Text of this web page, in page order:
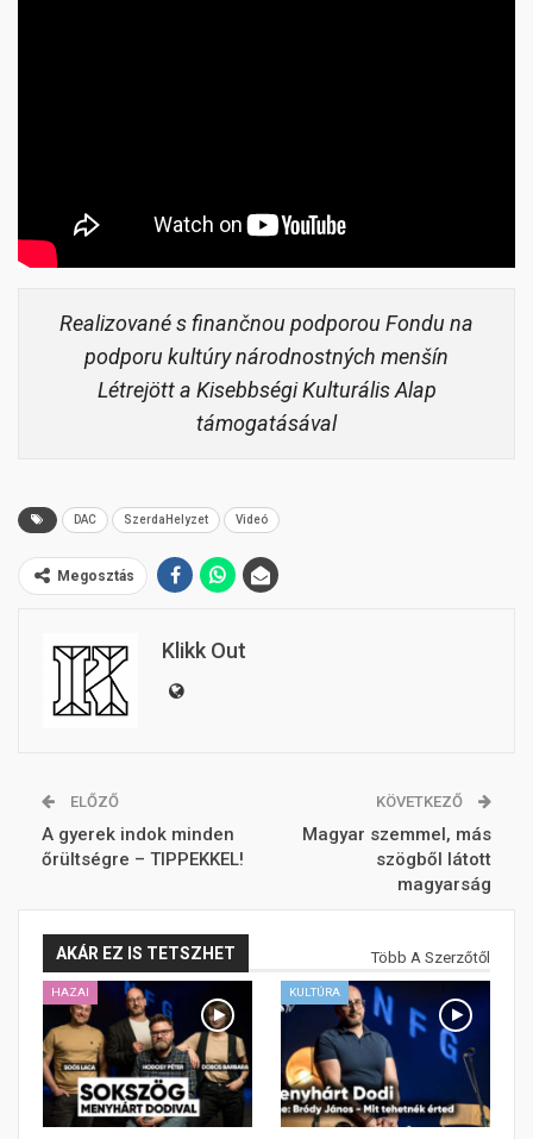
Realizované s finančnou podporou Fondu na
podporu kultúry národnostných menšín
Létrejött a Kisebbségi Kulturális Alap
támogatásával
DAC SzerdaHelyzet Videó
Megosztás
Klikk Out
ELŐZŐ
A gyerek indok minden
őrültségre – TIPPEKKEL!
KÖVETKEZŐ
Magyar szemmel, más
szögből látott
magyarság
AKÁR EZ IS TETSZHET Több A Szerzőtől
HAZAI KULTÚRA